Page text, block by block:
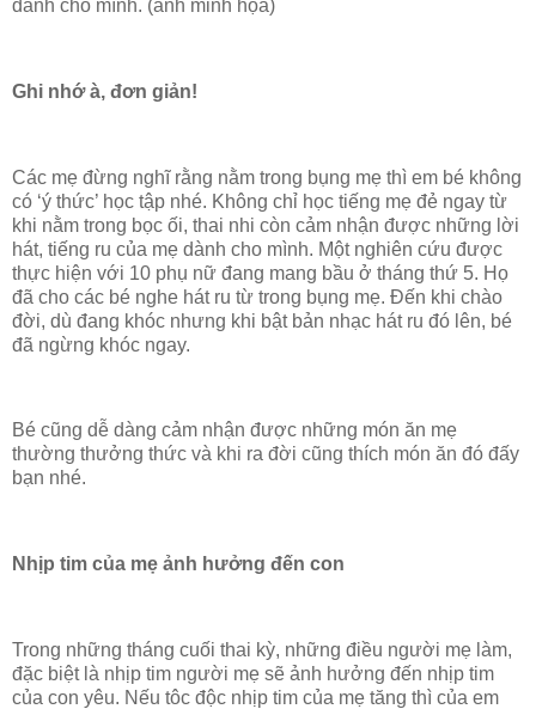
dành cho mình. (ảnh minh họa)
Ghi nhớ à, đơn giản!
Các mẹ đừng nghĩ rằng nằm trong bụng mẹ thì em bé không
có ‘ý thức’ học tập nhé. Không chỉ học tiếng mẹ đẻ ngay từ
khi nằm trong bọc ối, thai nhi còn cảm nhận được những lời
hát, tiếng ru của mẹ dành cho mình. Một nghiên cứu được
thực hiện với 10 phụ nữ đang mang bầu ở tháng thứ 5. Họ
đã cho các bé nghe hát ru từ trong bụng mẹ. Đến khi chào
đời, dù đang khóc nhưng khi bật bản nhạc hát ru đó lên, bé
đã ngừng khóc ngay.
Bé cũng dễ dàng cảm nhận được những món ăn mẹ
thường thưởng thức và khi ra đời cũng thích món ăn đó đấy
bạn nhé.
Nhịp tim của mẹ ảnh hưởng đến con
Trong những tháng cuối thai kỳ, những điều người mẹ làm,
đặc biệt là nhịp tim người mẹ sẽ ảnh hưởng đến nhịp tim
của con yêu. Nếu tôc độc nhịp tim của mẹ tăng thì của em